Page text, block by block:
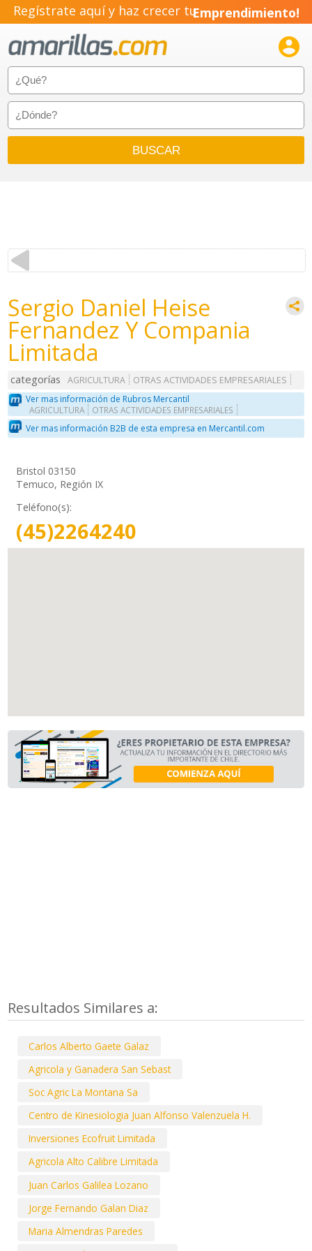
Regístrate aquí y haz crecer tuEmprendimiento!

Sergio Daniel Heise
Fernandez Y Compania
Limitada
categorías AGRICULTURA
OTRAS ACTIVIDADES EMPRESARIALES
Ver mas información de Rubros Mercantil
AGRICULTURA OTRAS ACTIVIDADES EMPRESARIALES
Ver mas información B2B de esta empresa en Mercantil.com
Bristol 03150
Temuco, Región IX
Teléfono(s):
(45)2264240
Resultados Similares a:
Carlos Alberto Gaete Galaz
Agricola y Ganadera San Sebast
Soc Agric La Montana Sa
Centro de Kinesiologia Juan Alfonso Valenzuela H.
Inversiones Ecofruit Limitada
Agricola Alto Calibre Limitada
Juan Carlos Galilea Lozano
Jorge Fernando Galan Diaz
Maria Almendras Paredes